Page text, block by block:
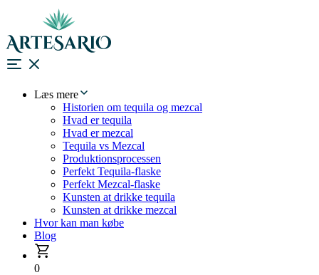
Læs mere
Historien om tequila og mezcal
Hvad er tequila
Hvad er mezcal
Tequila vs Mezcal
Produktionsprocessen
Perfekt Tequila-flaske
Perfekt Mezcal-flaske
Kunsten at drikke tequila
Kunsten at drikke mezcal
Hvor kan man købe
Blog
0